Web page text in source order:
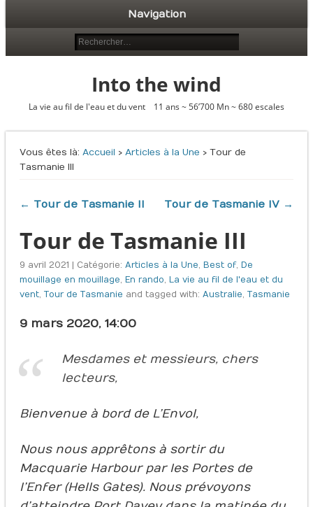
Navigation
Into the wind
La vie au fil de l'eau et du vent 11 ans ~ 56’700 Mn ~ 680 escales
Vous êtes là : Accueil › Articles à la Une › Tour de
Tasmanie III
← Tour de Tasmanie II Tour de Tasmanie IV →
Tour de Tasmanie III
9 avril 2021 | Catégorie: Articles à la Une, Best of, De
mouillage en mouillage, En rando, La vie au fil de l'eau et du
vent, Tour de Tasmanie and tagged with: Australie, Tasmanie
9 mars 2020, 14:00
Mesdames et messieurs, chers
lecteurs,
Bienvenue à bord de L’Envol,
Nous nous apprêtons à sortir du
Macquarie Harbour par les Portes de
l’Enfer (Hells Gates). Nous prévoyons